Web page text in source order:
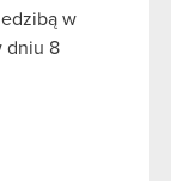
w
dniu 8